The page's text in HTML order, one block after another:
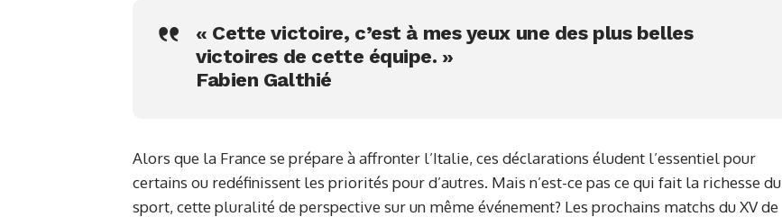
« Cette victoire, c’est à mes yeux une des plus belles
victoires de cette équipe. »
Fabien Galthié
Alors que la France se prépare à affronter l’Italie, ces déclarations éludent l’essentiel pour
certains ou redéfinissent les priorités pour d’autres. Mais n’est-ce pas ce qui fait la richesse du
sport, cette pluralité de perspective sur un même événement? Les prochains matchs du XV de